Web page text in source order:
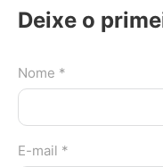
Deixe o
Nome *
E-mail *